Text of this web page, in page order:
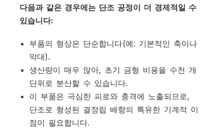
다음과 같은 경우에는 단조 공정이 더 경제적일 수
있습니다:
부품의 형상은 단순합니다(예: 기본적인 축이나
막대).
생산량이 매우 많아, 초기 금형 비용을 수천 개
단위로 분산할 수 있습니다.
이 부품은 극심한 피로와 충격에 노출되므로,
단조로 형성된 결정립 배향의 특유한 기계적 이
점이 필요합니다.